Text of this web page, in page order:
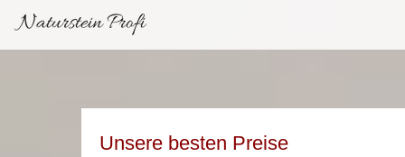
Naturstein Profi
Unsere besten Preise